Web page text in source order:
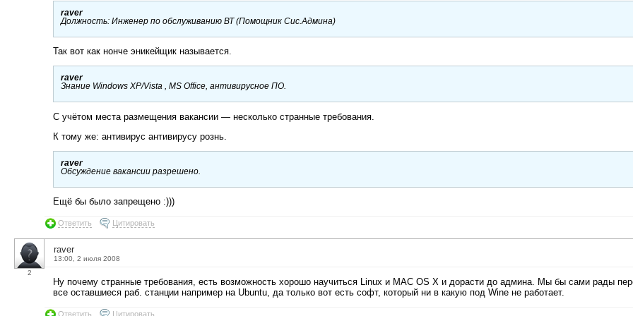
raver
Должность: Инженер по обслуживанию ВТ (Помощник Сис.Админа)
Так вот как нонче эникейщик называется.
raver
Знание Windows XP/Vista , MS Office, антивирусное ПО.
С учётом места размещения вакансии — несколько странные требования.
К тому же: антивирус антивирусу рознь.
raver
Обсуждение вакансии разрешено.
Ещё бы было запрещено :)))
Ответить Цитировать
2
raver
13:00, 2 июля 2008
Ну почему странные требования, есть возможность хорошо научиться Linux и MAC OS X и дорасти до админа. Мы бы сами рады
все оставшиеся раб. станции например на Ubuntu, да только вот есть софт, который ни в какую под Wine не работает.
Ответить Цитировать